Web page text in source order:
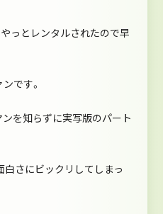
っとレンタルされたので早
です。
を知らずに実写版のパート
さにビックリしてしまっ